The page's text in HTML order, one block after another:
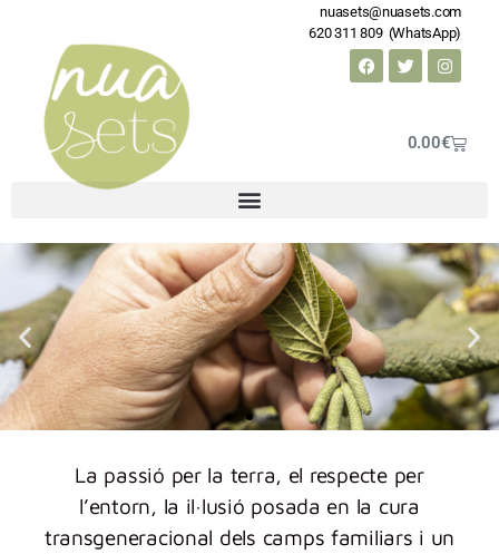
0.00€
nuasets@nuasets.com
620 311 809 (WhatsApp)
La passió per la terra, el respecte per
l’entorn, la il·lusió posada en la cura
transgeneracional dels camps familiars i un